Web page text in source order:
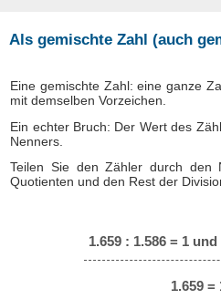
Als gemischte Zahl (auch
Eine gemischte Zahl: eine ganze
mit demselben Vorzeichen.
Ein echter Bruch: Der Wert des
Nenners.
Teilen Sie den Zähler durch den
Quotienten und den Rest der
1.659 : 1.586 = 1
1.659 =